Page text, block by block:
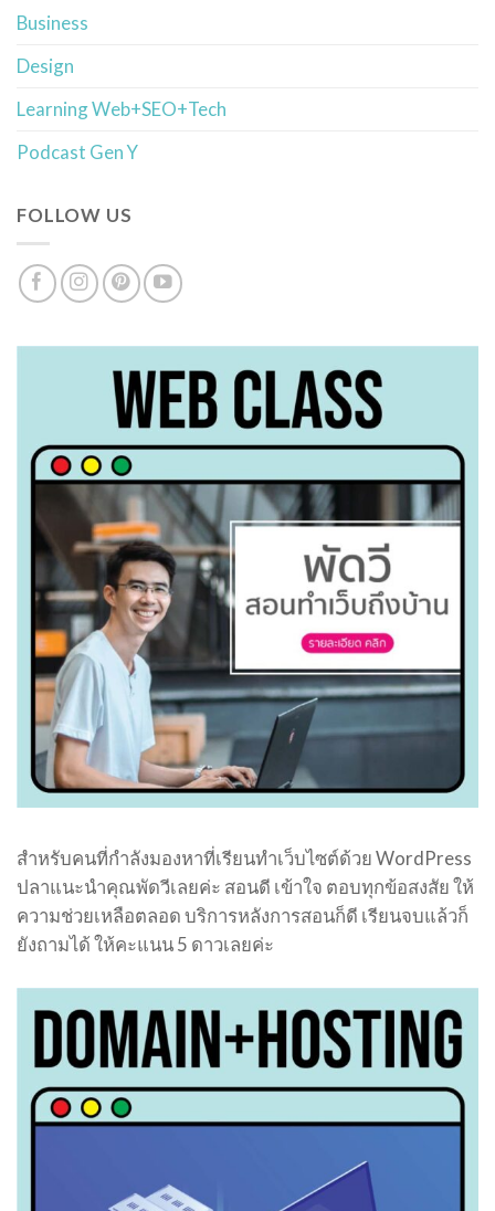
Business
Design
Learning Web+SEO+Tech
Podcast Gen Y
FOLLOW US
สำหรับคนที่กำลังมองหาที่เรียนทำเว็บไซต์ด้วย WordPress
ปลาแนะนำคุณพัดวีเลยค่ะ สอนดี เข้าใจ ตอบทุกข้อสงสัย ให้
ความช่วยเหลือตลอด บริการหลังการสอนก็ดี เรียนจบแล้วก็
ยังถามได้ ให้คะแนน 5 ดาวเลยค่ะ